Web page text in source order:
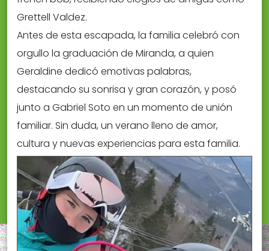
Grettell Valdez.
Antes de esta escapada, la familia celebró con
orgullo la graduación de Miranda, a quien
Geraldine dedicó emotivas palabras,
destacando su sonrisa y gran corazón, y posó
junto a Gabriel Soto en un momento de unión
familiar. Sin duda, un verano lleno de amor,
cultura y nuevas experiencias para esta familia.